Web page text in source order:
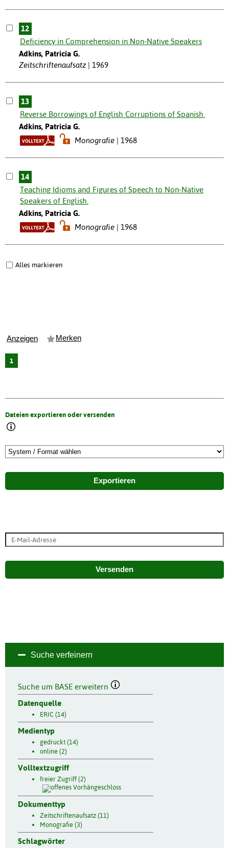
12
Deficiency in Comprehension in Non-Native Speakers
Adkins, Patricia G.
Zeitschriftenaufsatz
1969
13
Reverse Borrowings of English Corruptions of Spanish.
Adkins, Patricia G.
Monografie
1968
14
Teaching Idioms and Figures of Speech to Non-Native
Speakers of English.
Adkins, Patricia G.
Monografie
1968
Alles markieren
Anzeigen Merken
1
Dateien exportieren oder versenden
Exportieren
Versenden
Suche verfeinern
Suche um BASE erweitern
Datenquelle
ERIC (14)
Medientyp
gedruckt (14)
online (2)
Volltextzugriff
freier Zugriff (2)
Dokumenttyp
Zeitschriftenaufsatz (11)
Monografie (3)
Schlagwörter